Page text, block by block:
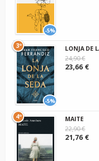
-5%
-5%
3º
LONJA DE
24,90 €
23,66 €
4º
MAITE
22,90 €
21,76 €